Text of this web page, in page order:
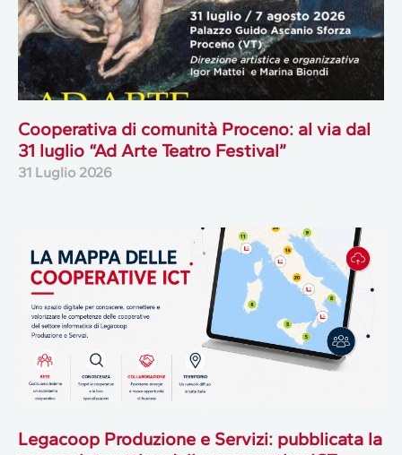
Cooperativa di comunità Proceno: al via dal
31 luglio “Ad Arte Teatro Festival”
31 Luglio 2026
Legacoop Produzione e Servizi: pubblicata la